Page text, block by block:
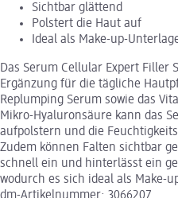
Sichtbar glättend
Polstert die Haut auf
Ideal als Make-up-
Das Serum Cellular Expert Filler
Ergänzung für die tägliche
Replumping Serum sowie das
Mikro-Hyaluronsäure kann das
aufpolstern und die
Zudem können Falten sichtbar
schnell ein und hinterlässt ein
wodurch es sich ideal als Make-